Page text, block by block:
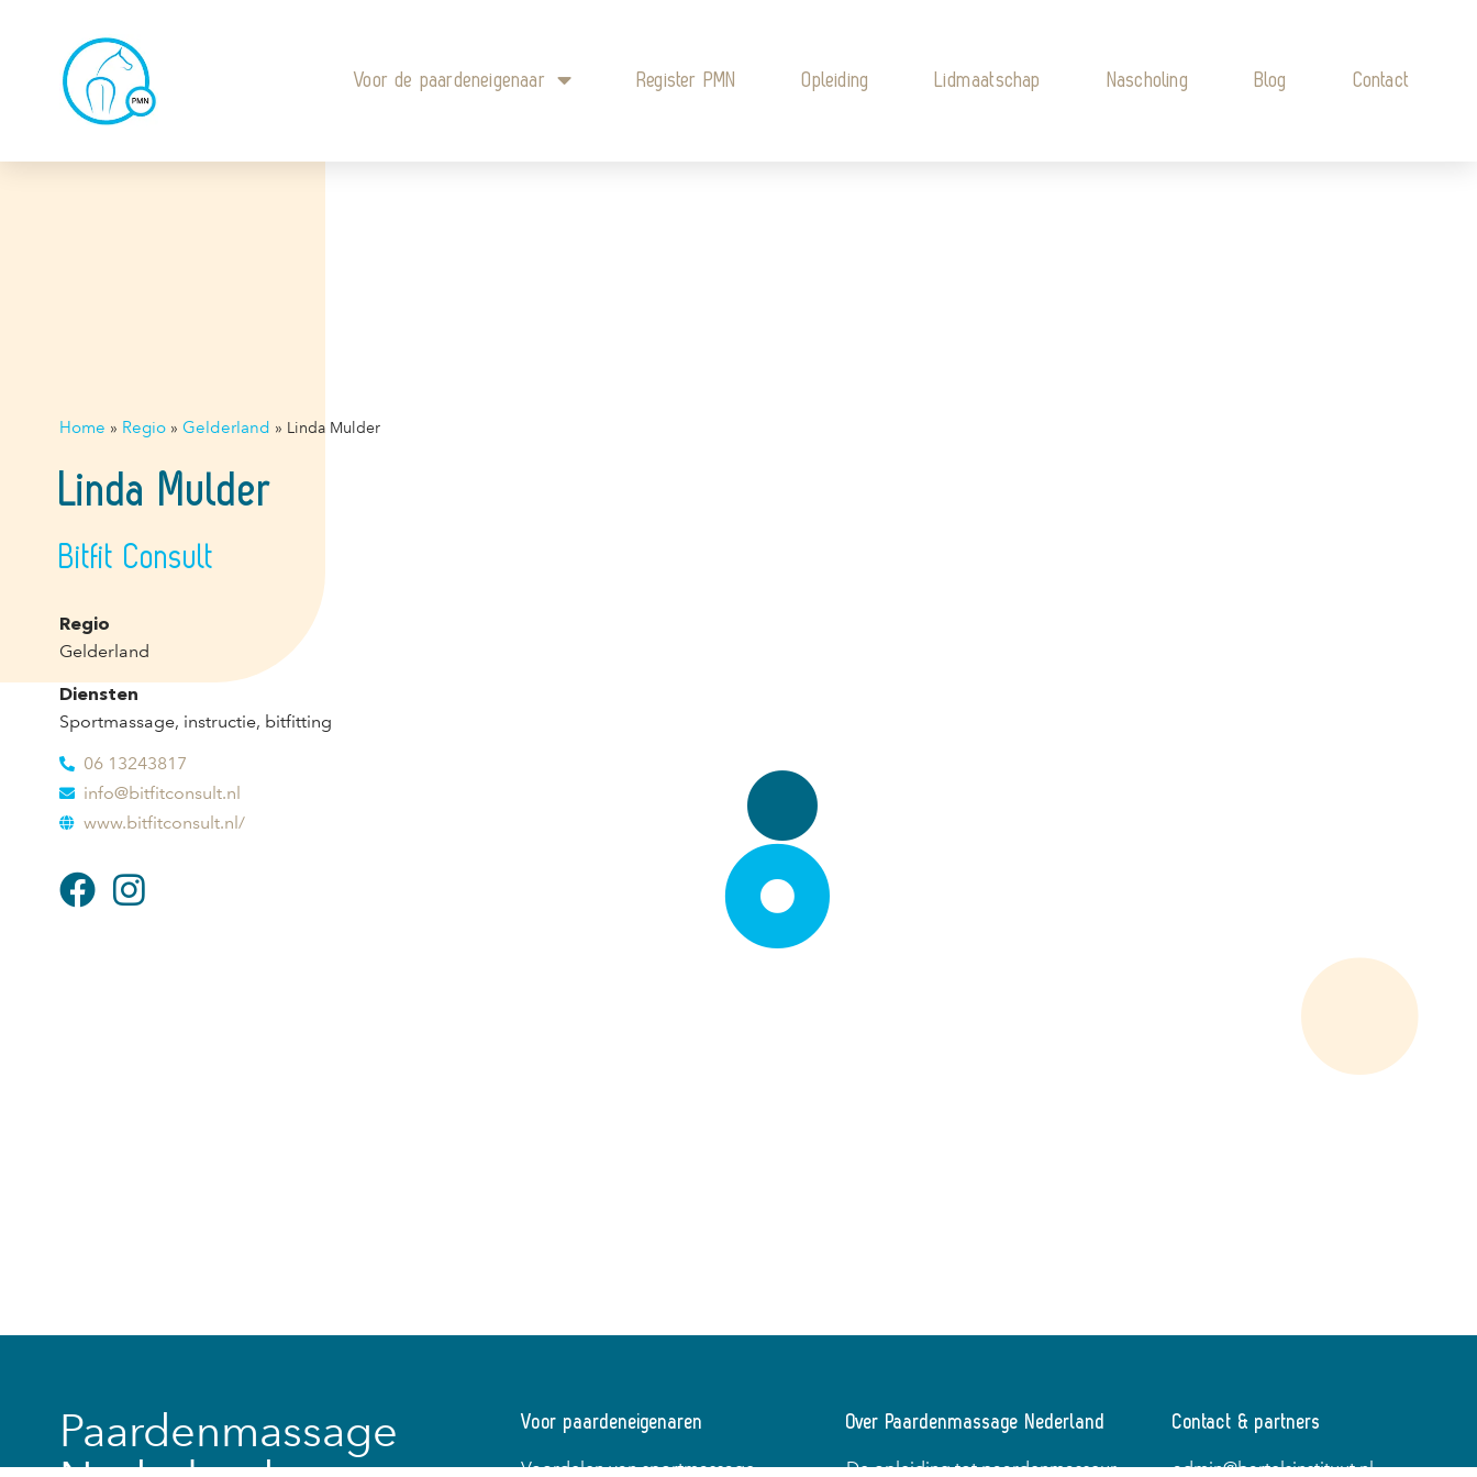
Voor de paardeneigenaar Register PMN Opleiding Lidmaatschap Nascholing Blog Contact
Home » Regio» Gelderland » Linda Mulder
Linda Mulder
Bitfit Consult
Regio
Gelderland
Diensten
Sportmassage, instructie, bitfitting
06 13243817
info@bitfitconsult.nl
www.bitfitconsult.nl/
Paardenmassage
Voor paardeneigenaren
Voordelen van sportmassage
Over Paardenmassage Nederland
De opleiding tot paardenmasseur
Contact & partners
admin@bartelsinstituut.nl